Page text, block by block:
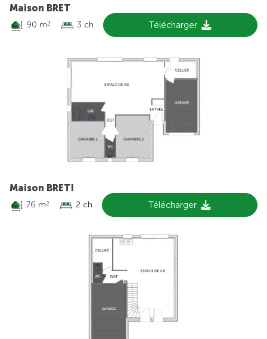
Maison BRET
90 m2 3 ch Télécharger
Maison BRETI
76 m2 2 ch Télécharger